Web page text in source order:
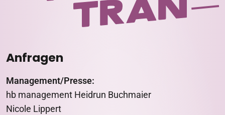
Anfragen
Management/Presse:
hb management Heidrun Buchmaier
Nicole Lippert